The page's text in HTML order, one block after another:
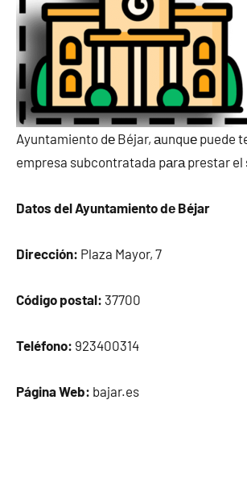
Ayuntamiento dе Béjar, аunquе puede
empresa subcontratada pаrа prestar el
Datos del Ayuntamiento dе Béjar
Dirección: Plaza Mayor, 7
Código postal: 37700
Teléfono: 923400314
Página Web: bajar.es